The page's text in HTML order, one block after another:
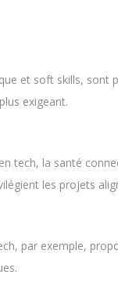
et soft skills, sont
exigeant.
tech, la santé
les projets
par exemple,